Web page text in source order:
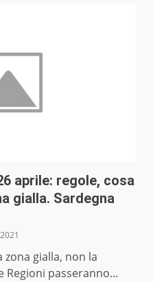
aprile: regole, cosa
gialla. Sardegna
gialla, non la
Regioni passeranno...